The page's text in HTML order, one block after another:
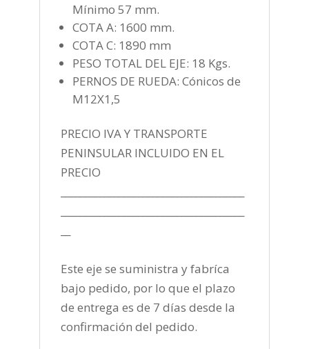
Mínimo 57 mm.
COTA A: 1600 mm.
COTA C: 1890 mm
PESO TOTAL DEL EJE: 18 Kgs.
PERNOS DE RUEDA: Cónicos de
M12X1,5
PRECIO IVA Y TRANSPORTE
PENINSULAR INCLUIDO EN EL
PRECIO
Este eje se suministra y fabríca
bajo pedido, por lo que el plazo
de entrega es de 7 días desde la
confirmación del pedido.